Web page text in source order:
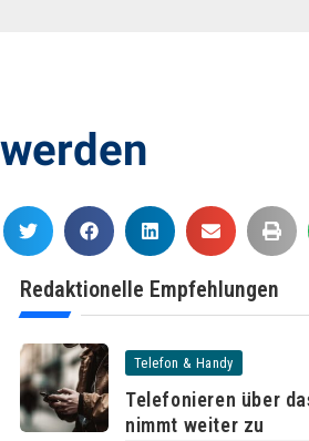
Redaktionelle Empfehlungen
Telefon & Handy
Telefonieren über
nimmt weiter zu